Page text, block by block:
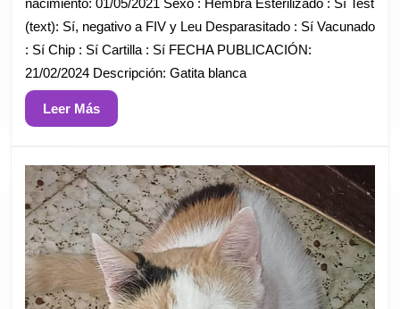
(text): Sí, negativo a FIV y Leu Desparasitado : Sí Vacunado
: Sí Chip : Sí Cartilla : Sí FECHA PUBLICACIÓN:
21/02/2024 Descripción: Gatita blanca
Leer MásLeer
Más